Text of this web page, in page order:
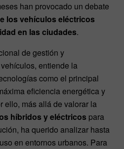
han provocado un debate
los vehículos eléctricos
en las ciudades.
de gestión y
entiende la
como el principal
eficiencia energética y
ello, más allá de valorar la
híbridos y eléctricos para
ha querido analizar hasta
en entornos urbanos. Para